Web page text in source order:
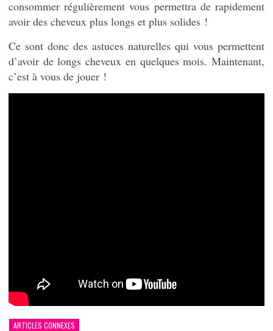
consommer régulièrement vous permettra de rapidement
avoir des cheveux plus longs et plus solides !
Ce sont donc des astuces naturelles qui vous permettent
d’avoir de longs cheveux en quelques mois. Maintenant,
c’est à vous de jouer !
ARTICLES CONNEXES